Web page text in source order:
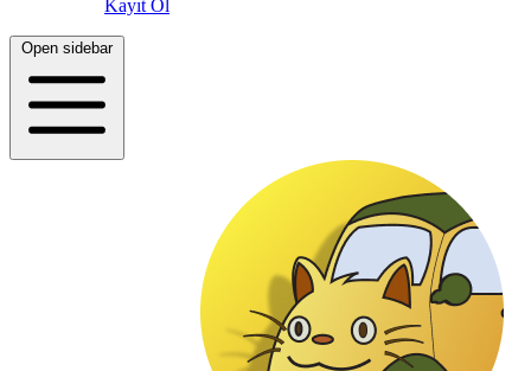
Kayıt Ol
Open sidebar